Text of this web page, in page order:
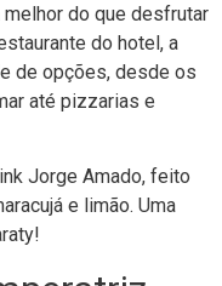
do que desfrutar
do hotel, a
de opções, desde os
até pizzarias e
Jorge Amado, feito
e limão. Uma